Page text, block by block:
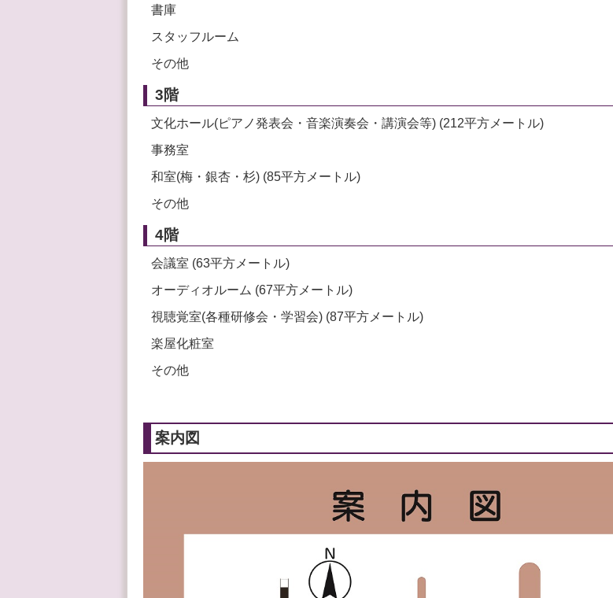
書庫
スタッフルーム
その他
3階
文化ホール(ピアノ発表会・音楽演奏会・講演会等) (212平方メートル)
事務室
和室(梅・銀杏・杉) (85平方メートル)
その他
4階
会議室 (63平方メートル)
オーディオルーム (67平方メートル)
視聴覚室(各種研修会・学習会) (87平方メートル)
楽屋化粧室
その他
案内図